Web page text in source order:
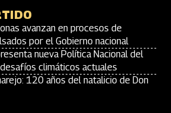
avanzan en procesos de
por el Gobierno nacional
nueva Política Nacional del
climáticos actuales
120 años del natalicio de Don